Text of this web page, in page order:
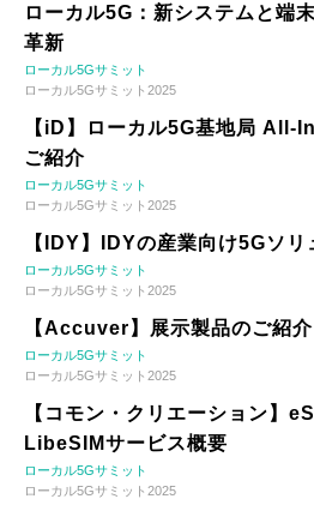
ローカル5G：新システムと端
革新
ローカル5Gサミット
ローカル5Gサミット2025
【iD】ローカル5G基地局 All-
ご紹介
ローカル5Gサミット
ローカル5Gサミット2025
【IDY】IDYの産業向け5Gソリ
ローカル5Gサミット
ローカル5Gサミット2025
【Accuver】展示製品のご紹介
ローカル5Gサミット
ローカル5Gサミット2025
【コモン・クリエーション】
LibeSIMサービス概要
ローカル5Gサミット
ローカル5Gサミット2025